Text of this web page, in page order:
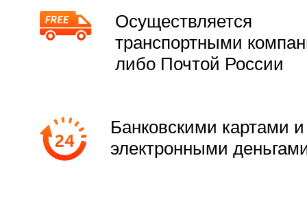
Осуществляется
транспортными
либо Почтой России
Банковскими картами и
электронными